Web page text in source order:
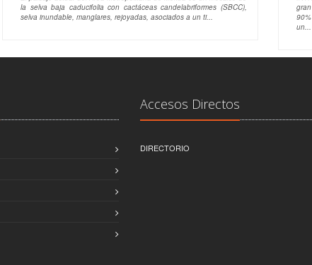
la selva baja caducifolia con cactáceas candelabriformes (SBCC),
selva inundable, manglares, rejoyadas, asociados a un ti...
un...
Accesos Directos
DIRECTORIO